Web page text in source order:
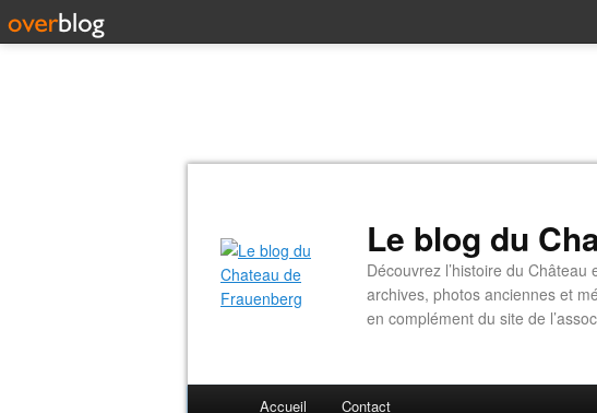
Le blog du
Découvrez l’histoire du
archives, photos anciennes et
en complément du site de
Accueil Contact